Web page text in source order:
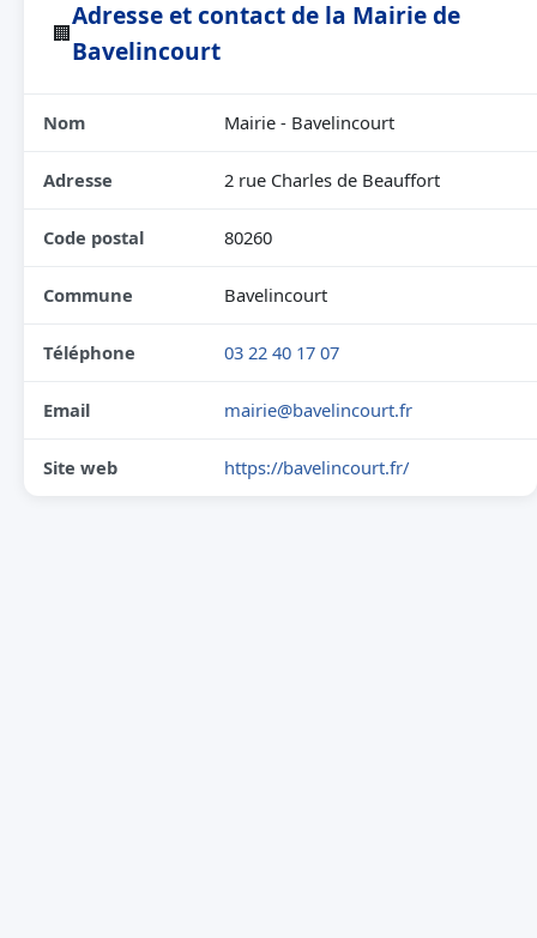
🏢
Adresse et contact de la Mairie de
Bavelincourt
Nom Mairie - Bavelincourt
Adresse 2 rue Charles de Beauffort
Code postal 80260
Commune Bavelincourt
Téléphone 03 22 40 17 07
Email mairie@bavelincourt.fr
Site web https://bavelincourt.fr/